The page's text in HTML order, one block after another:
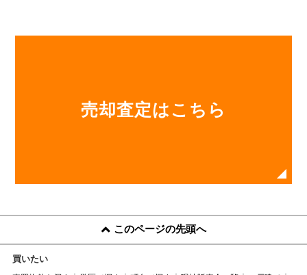
売却査定はこちら
このページの先頭へ
買いたい